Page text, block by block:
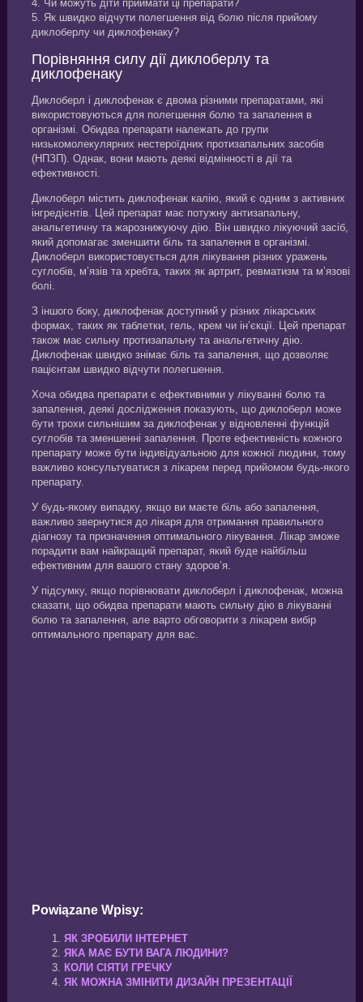
4. Чи можуть діти приймати ці препарати?
5. Як швидко відчути полегшення від болю після прийому
диклоберлу чи диклофенаку?
Порівняння силу дії диклоберлу та
диклофенаку
Диклоберл і диклофенак є двома різними препаратами, які
використовуються для полегшення болю та запалення в
організмі. Обидва препарати належать до групи
низькомолекулярних нестероїдних протизапальних засобів
(НПЗП). Однак, вони мають деякі відмінності в дії та
ефективності.
Диклоберл містить диклофенак калію, який є одним з активних
інгредієнтів. Цей препарат має потужну антизапальну,
анальгетичну та жарознижуючу дію. Він швидко лікуючий засіб,
який допомагає зменшити біль та запалення в організмі.
Диклоберл використовується для лікування різних уражень
суглобів, м’язів та хребта, таких як артрит, ревматизм та м’язові
болі.
З іншого боку, диклофенак доступний у різних лікарських
формах, таких як таблетки, гель, крем чи ін’єкції. Цей препарат
також має сильну протизапальну та анальгетичну дію.
Диклофенак швидко знімає біль та запалення, що дозволяє
пацієнтам швидко відчути полегшення.
Хоча обидва препарати є ефективними у лікуванні болю та
запалення, деякі дослідження показують, що диклоберл може
бути трохи сильнішим за диклофенак у відновленні функцій
суглобів та зменшенні запалення. Проте ефективність кожного
препарату може бути індивідуальною для кожної людини, тому
важливо консультуватися з лікарем перед прийомом будь-якого
препарату.
У будь-якому випадку, якщо ви маєте біль або запалення,
важливо звернутися до лікаря для отримання правильного
діагнозу та призначення оптимального лікування. Лікар зможе
порадити вам найкращий препарат, який буде найбільш
ефективним для вашого стану здоров’я.
У підсумку, якщо порівнювати диклоберл і диклофенак, можна
сказати, що обидва препарати мають сильну дію в лікуванні
болю та запалення, але варто обговорити з лікарем вибір
оптимального препарату для вас.
Powiązane Wpisy:
ЯК ЗРОБИЛИ ІНТЕРНЕТ
ЯКА МАЄ БУТИ ВАГА ЛЮДИНИ?
КОЛИ СІЯТИ ГРЕЧКУ
ЯК МОЖНА ЗМІНИТИ ДИЗАЙН ПРЕЗЕНТАЦІЇ